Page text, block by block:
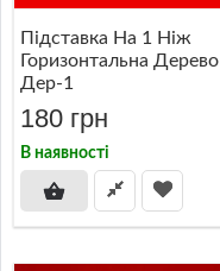
Підставка На 1 Ніж
Горизонтальна Дерево
Дер-1
180 грн
В наявності